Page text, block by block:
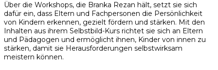
Über die Workshops, die Branka Rezan hält, setzt sie sich
dafür ein, dass Eltern und Fachpersonen die Persönlichkeit
von Kindern erkennen, gezielt fördern und stärken. Mit den
Inhalten aus ihrem Selbstbild-Kurs richtet sie sich an Eltern
und Pädagogen und ermöglicht ihnen, Kinder von innen zu
stärken, damit sie Herausforderungen selbstwirksam
meistern können.